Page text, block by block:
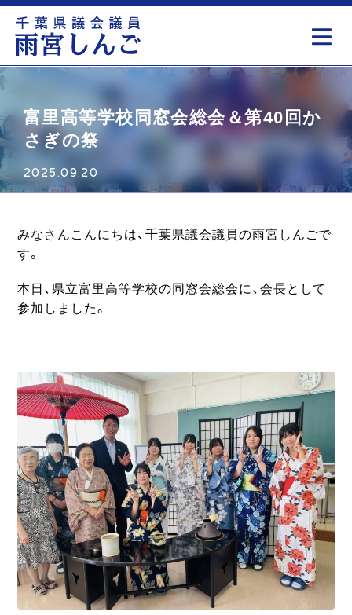
富里高等学校同窓会総会＆第40回か
さぎの祭
2025.09.20
みなさんこんにちは、千葉県議会議員の雨宮しんごで
す。
本日、県立富里高等学校の同窓会総会に、会長として
参加しました。